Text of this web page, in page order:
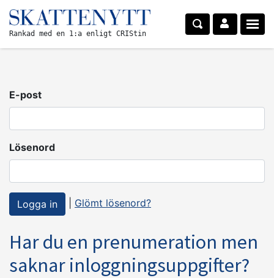
Rankad med en 1:a enligt CRIStin
E-post
Lösenord
Glömt lösenord?
Har du en prenumeration men
saknar inloggningsuppgifter?